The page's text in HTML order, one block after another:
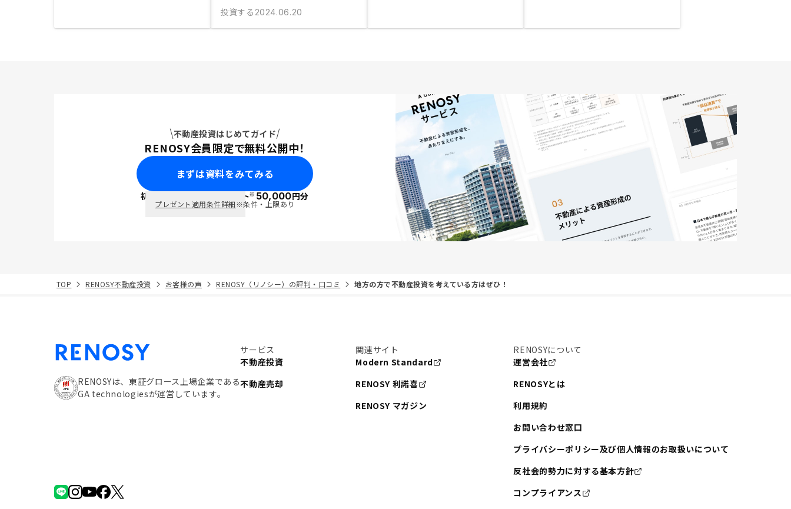
投資する 2024.06.20
不動産投資はじめてガイド
RENOSY会員限定で無料公開中！
まずは資料をみてみる
初回面談で ポイント※50,000円分
プレゼント適用条件詳細※条件・上限あり
TOP RENOSY不動産投資 お客様の声 RENOSY（リノシー）の評判・口コミ 地方の方で不動産投資を考えている方はぜひ！
RENOSYは、東証グロース上場企業である
GA technologiesが運営しています。
サービス
不動産投資
不動産売却
関連サイト
Modern Standard
RENOSY 利諾喜
RENOSY マガジン
RENOSYについて
運営会社
RENOSYとは
利用規約
お問い合わせ窓口
プライバシーポリシー及び個人情報のお取扱いについて
反社会的勢力に対する基本方針
コンプライアンス